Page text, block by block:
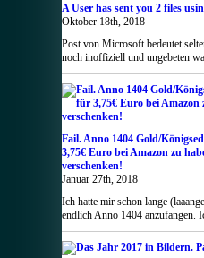
A User has sent you 2 files
Oktober 18th, 2018
Post von Microsoft bedeutet
noch inoffiziell und ungebeten
Fail. Anno 1404 Gold/
3,75€ Euro bei Amazon zu
verschenken!
Januar 27th, 2018
Ich hatte mir schon lange
endlich Anno 1404 anzufangen.